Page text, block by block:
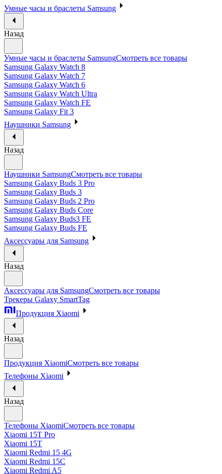
Умные часы и браслеты Samsung
Назад
Умные часы и браслеты SamsungСмотреть все товары
Samsung Galaxy Watch 8
Samsung Galaxy Watch 7
Samsung Galaxy Watch 6
Samsung Galaxy Watch Ultra
Samsung Galaxy Watch FE
Samsung Galaxy Fit 3
Наушники Samsung
Назад
Наушники SamsungСмотреть все товары
Samsung Galaxy Buds 3 Pro
Samsung Galaxy Buds 3
Samsung Galaxy Buds 2 Pro
Samsung Galaxy Buds Core
Samsung Galaxy Buds3 FE
Samsung Galaxy Buds FE
Аксессуары для Samsung
Назад
Аксессуары для SamsungСмотреть все товары
Трекеры Galaxy SmartTag
Продукция Xiaomi
Назад
Продукция XiaomiСмотреть все товары
Телефоны Xiaomi
Назад
Телефоны XiaomiСмотреть все товары
Xiaomi 15T Pro
Xiaomi 15T
Xiaomi Redmi 15 4G
Xiaomi Redmi 15C
Xiaomi Redmi A5